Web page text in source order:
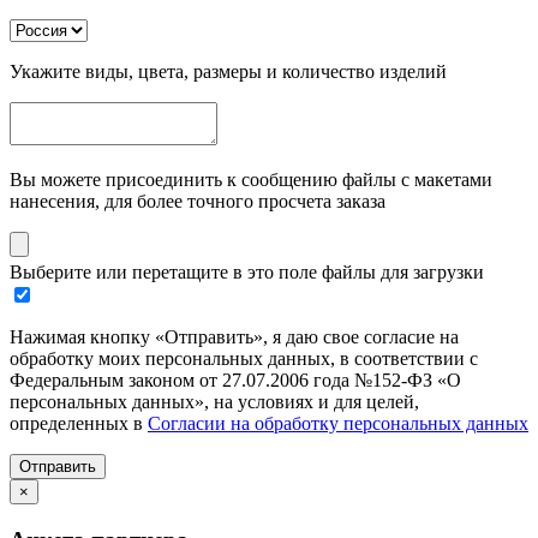
Укажите виды, цвета, размеры и количество изделий
Вы можете присоединить к сообщению файлы с макетами
нанесения, для более точного просчета заказа
Выберите или перетащите в это поле файлы для загрузки
Нажимая кнопку «Отправить», я даю свое согласие на
обработку моих персональных данных, в соответствии с
Федеральным законом от 27.07.2006 года №152-ФЗ «О
персональных данных», на условиях и для целей,
определенных в Согласии на обработку персональных данных
Отправить
×